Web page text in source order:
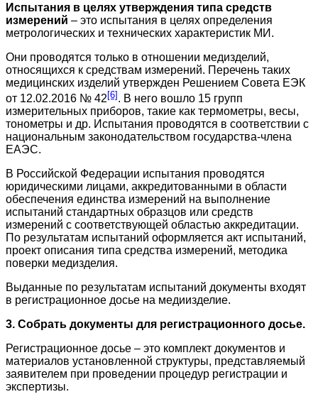
Испытания в целях утверждения типа средств
измерений – это испытания в целях определения
метрологических и технических характеристик МИ.
Они проводятся только в отношении медизделий,
относящихся к средствам измерений. Перечень таких
медицинских изделий утвержден Решением Совета ЕЭК
от 12.02.2016 № 42[6]. В него вошло 15 групп
измерительных приборов, такие как термометры, весы,
тонометры и др. Испытания проводятся в соответствии с
национальным законодательством государства-члена
ЕАЭС.
В Российской Федерации испытания проводятся
юридическими лицами, аккредитованными в области
обеспечения единства измерений на выполнение
испытаний стандартных образцов или средств
измерений с соответствующей областью аккредитации.
По результатам испытаний оформляется акт испытаний,
проект описания типа средства измерений, методика
поверки медизделия.
Выданные по результатам испытаний документы входят
в регистрационное досье на медиизделие.
3. Собрать документы для регистрационного досье.
Регистрационное досье – это комплект документов и
материалов установленной структуры, представляемый
заявителем при проведении процедур регистрации и
экспертизы.